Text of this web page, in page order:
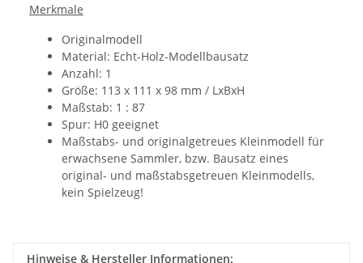
Merkmale
Originalmodell
Material: Echt-Holz-Modellbausatz
Anzahl: 1
Größe: 113 x 111 x 98 mm / LxBxH
Maßstab: 1 : 87
Spur: H0 geeignet
Maßstabs- und originalgetreues Kleinmodell für
erwachsene Sammler, bzw. Bausatz eines
original- und maßstabsgetreuen Kleinmodells,
kein Spielzeug!
Hinweise & Hersteller Informationen: